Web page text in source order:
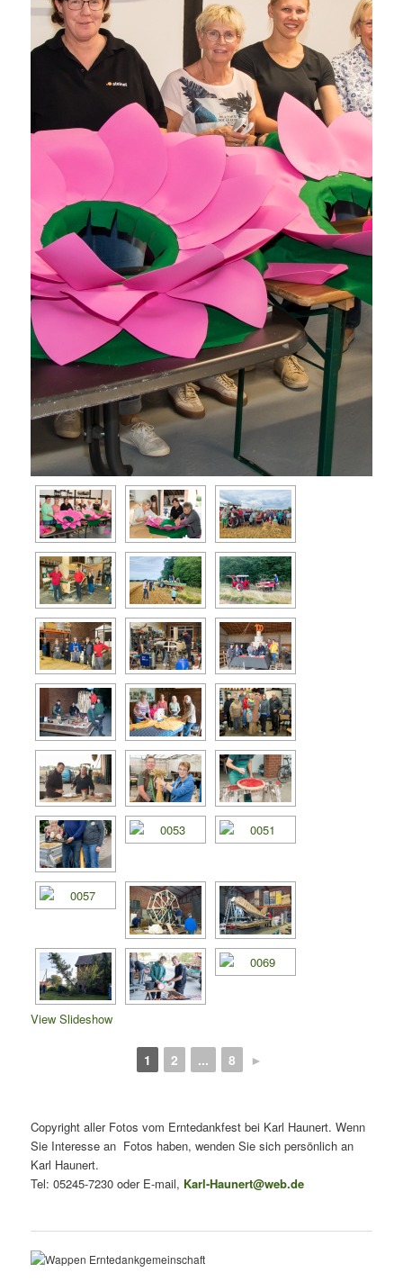
View Slideshow
1 2 ... 8 ►
Copyright aller Fotos vom Erntedankfest bei Karl Haunert. Wenn
Sie Interesse an Fotos haben, wenden Sie sich persönlich an
Karl Haunert.
Tel: 05245-7230 oder E-mail, Karl-Haunert@web.de